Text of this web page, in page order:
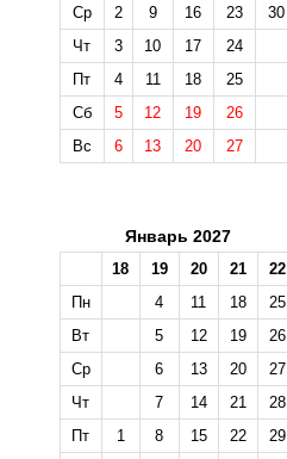
Ср
2 9 16 23
30
Чт
3 10 17
24
Пт
4 11 18
25
Сб
5 12 19
26
Вс
6 13 20 27
Январь 2027
18 19 20 21
22
Пн
4 11 18
25
Вт
5 12 19
26
Ср
6 13 20
27
Чт
7 14 21
28
Пт
1 8 15 22
29